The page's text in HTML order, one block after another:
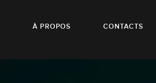
À PROPOS CONTACTS